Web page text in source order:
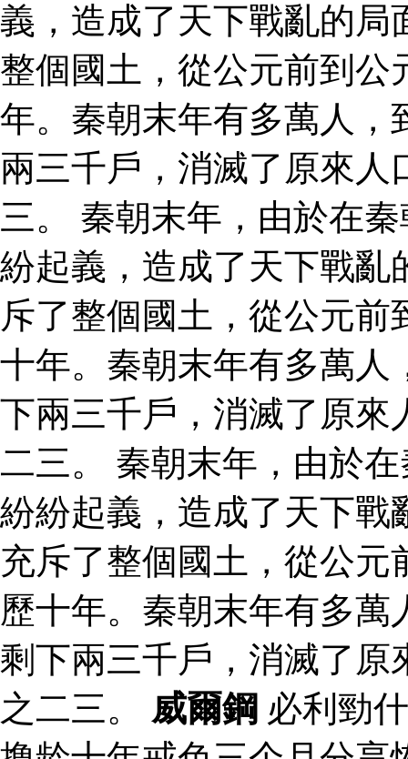
義，造成了天下戰亂的局
整個國土，從公元前到公
年。秦朝末年有多萬人，
兩三千戶，消滅了原來
三。 秦朝末年，由於在
紛起義，造成了天下戰亂
斥了整個國土，從公元
十年。秦朝末年有多萬人
下兩三千戶，消滅了原來
二三。 秦朝末年，由於
紛紛起義，造成了天下戰
充斥了整個國土，從公
歷十年。秦朝末年有多
剩下兩三千戶，消滅了原
之二三。 威爾鋼 必利勁